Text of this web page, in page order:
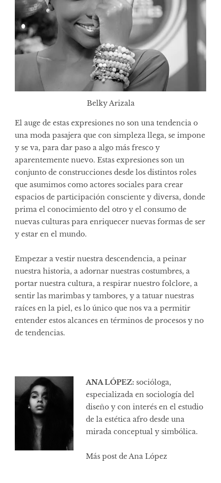
Belky Arizala
El auge de estas expresiones no son una tendencia o
una moda pasajera que con simpleza llega, se impone
y se va, para dar paso a algo más fresco y
aparentemente nuevo. Estas expresiones son un
conjunto de construcciones desde los distintos roles
que asumimos como actores sociales para crear
espacios de participación consciente y diversa, donde
prima el conocimiento del otro y el consumo de
nuevas culturas para enriquecer nuevas formas de ser
y estar en el mundo.
Empezar a vestir nuestra descendencia, a peinar
nuestra historia, a adornar nuestras costumbres, a
portar nuestra cultura, a respirar nuestro folclore, a
sentir las marimbas y tambores, y a tatuar nuestras
raíces en la piel, es lo único que nos va a permitir
entender estos alcances en términos de procesos y no
de tendencias.
ANA LÓPEZ: socióloga,
especializada en sociología del
diseño y con interés en el estudio
de la estética afro desde una
mirada conceptual y simbólica.
Más post de Ana López